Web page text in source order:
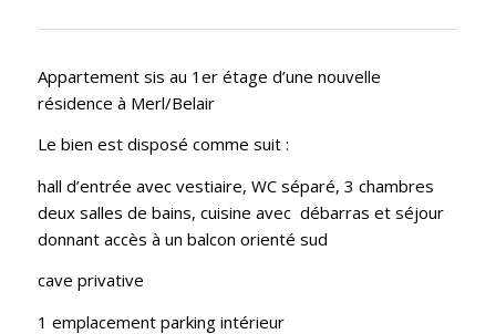
Appartement sis au 1er étage d’une nouvelle
résidence à Merl/Belair
Le bien est disposé comme suit :
hall d’entrée avec vestiaire, WC séparé, 3 chambres
deux salles de bains, cuisine avec débarras et séjour
donnant accès à un balcon orienté sud
cave privative
1 emplacement parking intérieur